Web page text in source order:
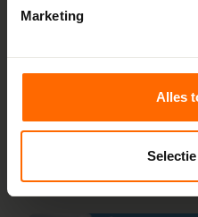
Marketing
Alles
korte productietijden en
online en wij leveren ze
staat altijd voor je klaar.